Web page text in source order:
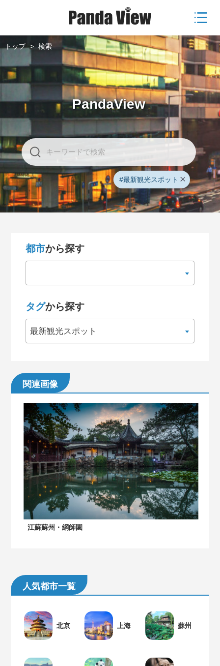
トップ > 検索
PandaView
#最新観光スポット
都市から探す
タグから探す
最新観光スポット
関連画像
江蘇蘇州・網師園
人気都市一覧
北京 上海 蘇州